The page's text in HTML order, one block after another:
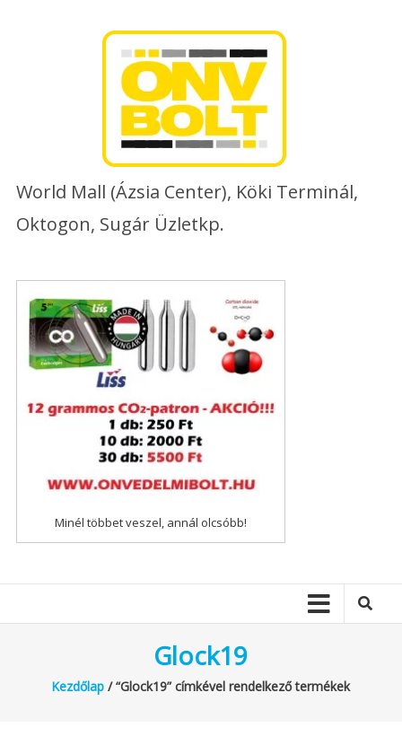
World Mall (Ázsia Center), Köki Terminál,
Oktogon, Sugár Üzletkp.
Minél többet veszel, annál olcsóbb!
Glock19
Kezdőlap / “Glock19” címkével rendelkező termékek